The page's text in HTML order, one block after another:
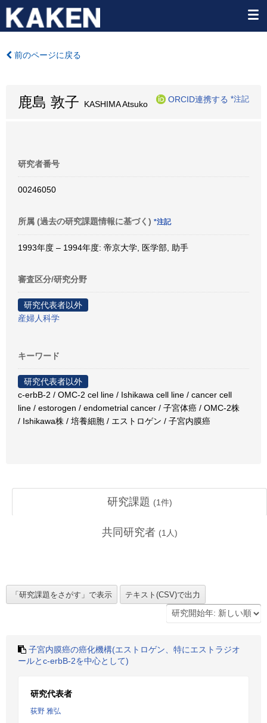
前のページに戻る
鹿島 敦子 KASHIMA Atsuko
ORCID連携する *注記
研究者番号
00246050
所属 (過去の研究課題情報に基づく) *注記
1993年度 – 1994年度: 帝京大学, 医学部, 助手
審査区分/研究分野
研究代表者以外
産婦人科学
キーワード
研究代表者以外
c-erbB-2 / OMC-2 cel line / Ishikawa cell line / cancer cell
line / estorogen / endometrial cancer / 子宮体癌 / OMC-2株
/ Ishikawa株 / 培養細胞 / エストロゲン / 子宮内膜癌
研究課題 (1件)
共同研究者 (1 人)
子宮内膜癌の癌化機構(エストロゲン、特にエストラジオ
ールとc-erbB-2を中心として)
研究代表者
荻野 雅弘